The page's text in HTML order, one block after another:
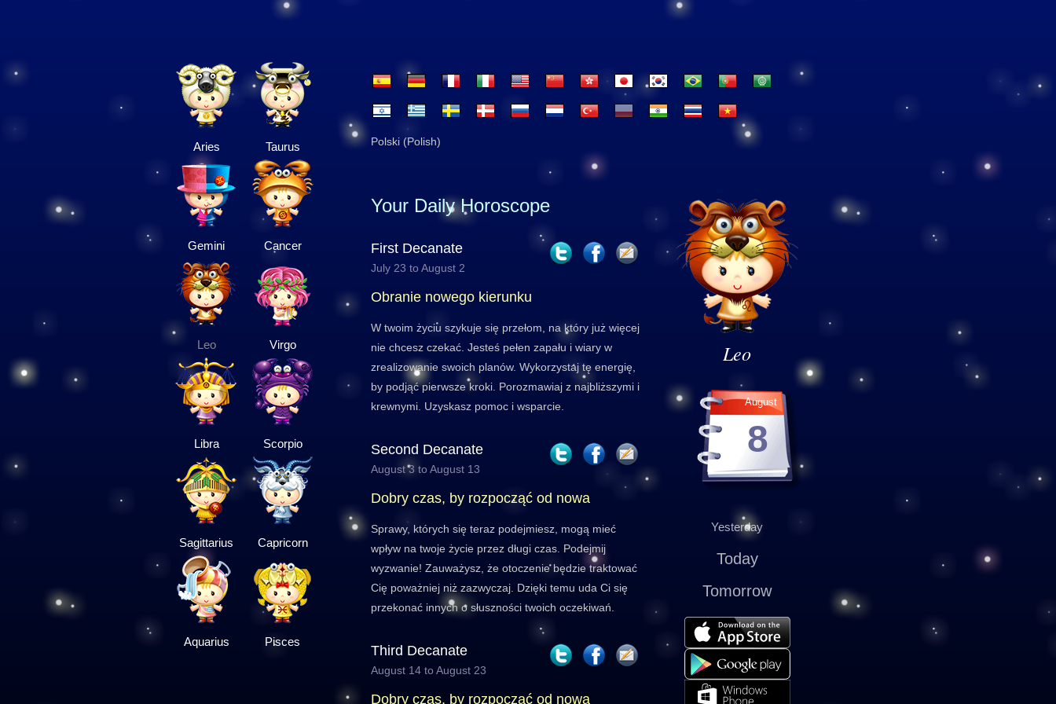
Aries Taurus
Gemini Cancer
Leo Virgo
Libra Scorpio
Sagittarius Capricorn
Aquarius Pisces
Polski (Polish)
Leo
August
8
Yesterday
Today
Tomorrow
Your Daily Horoscope
First Decanate
July 23 to August 2
Obranie nowego kierunku
W twoim życiu szykuje się przełom, na który już więcej
nie chcesz czekać. Jesteś pełen zapału i wiary w
zrealizowanie swoich planów. Wykorzystaj tę energię,
by podjąć pierwsze kroki. Porozmawiaj z najbliższymi i
krewnymi. Uzyskasz pomoc i wsparcie.
Second Decanate
August 3 to August 13
Dobry czas, by rozpocząć od nowa
Sprawy, których się teraz podejmiesz, mogą mieć
wpływ na twoje życie przez długi czas. Podejmij
wyzwanie! Zauważysz, że otoczenie będzie traktować
Cię poważniej niż zazwyczaj. Dzięki temu uda Ci się
przekonać innych o słuszności twoich oczekiwań.
Third Decanate
August 14 to August 23
Dobry czas, by rozpocząć od nowa